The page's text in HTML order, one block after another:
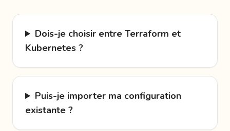
Dois-je choisir entre Terraform et
Kubernetes ?
Puis-je importer ma configuration
existante ?